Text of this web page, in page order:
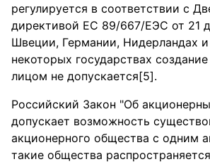
регулируется в соответствии с
директивой ЕС 89/667/ЕЭС от 21
Швеции, Германии, Нидерландах
некоторых государствах
лицом не допускается[5].
Российский Закон "Об
допускает возможность
акционерного общества с одним
такие общества